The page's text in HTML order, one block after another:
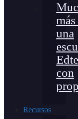
una
con
Recursos